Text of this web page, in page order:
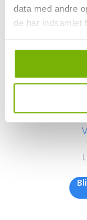
data med andre
de har indsamlet